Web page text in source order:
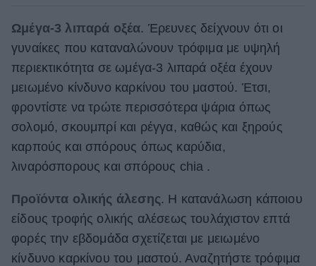
Ωμέγα-3 λιπαρά οξέα. Έρευνες δείχνουν ότι οι
γυναίκες που καταναλώνουν τρόφιμα με υψηλή
περιεκτικότητα σε ωμέγα-3 λιπαρά οξέα έχουν
μειωμένο κίνδυνο καρκίνου του μαστού. Έτσι,
φροντίστε να τρώτε περισσότερα ψάρια όπως
σολομό, σκουμπρί και ρέγγα, καθώς και ξηρούς
καρπούς και σπόρους όπως καρύδια,
λιναρόσπορους και σπόρους chia .
Προϊόντα ολικής άλεσης. Η κατανάλωση κάποιου
είδους τροφής ολικής αλέσεως τουλάχιστον επτά
φορές την εβδομάδα σχετίζεται με μειωμένο
κίνδυνο καρκίνου του μαστού. Αναζητήστε τρόφιμα